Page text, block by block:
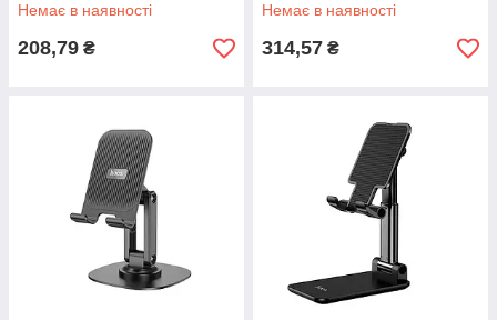
Немає в наявності
208,79 ₴
Немає в наявності
314,57 ₴